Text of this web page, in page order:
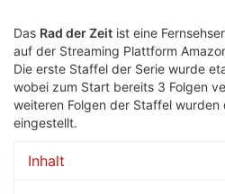
Das Rad der Zeit ist eine
auf der Streaming Plattform
Die erste Staffel der Serie wurde
wobei zum Start bereits 3 Folgen
weiteren Folgen der Staffel
eingestellt.
Inhalt